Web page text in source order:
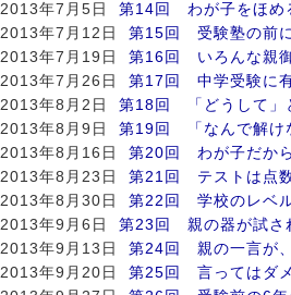
2013年7月5日 第14回 わが子をほめ
2013年7月12日 第15回 受験塾の前
2013年7月19日 第16回 いろんな親御
2013年7月26日 第17回 中学受験に
2013年8月2日 第18回 「どうして」
2013年8月9日 第19回 「なんで解け
2013年8月16日 第20回 わが子だから
2013年8月23日 第21回 テストは点
2013年8月30日 第22回 学校のレベ
2013年9月6日 第23回 親の器が試さ
2013年9月13日 第24回 親の一言が、
2013年9月20日 第25回 言ってはダ